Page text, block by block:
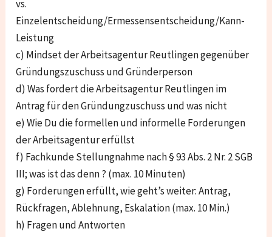
vs.
Einzelentscheidung/Ermessensentscheidung/Kann-
Leistung
c) Mindset der Arbeitsagentur Reutlingen gegenüber
Gründungszuschuss und Gründerperson
d) Was fordert die Arbeitsagentur Reutlingen im
Antrag für den Gründungzuschuss und was nicht
e) Wie Du die formellen und informelle Forderungen
der Arbeitsagentur erfüllst
f) Fachkunde Stellungnahme nach § 93 Abs. 2 Nr. 2 SGB
III; was ist das denn ? (max. 10 Minuten)
g) Forderungen erfüllt, wie geht’s weiter: Antrag,
Rückfragen, Ablehnung, Eskalation (max. 10 Min.)
h) Fragen und Antworten